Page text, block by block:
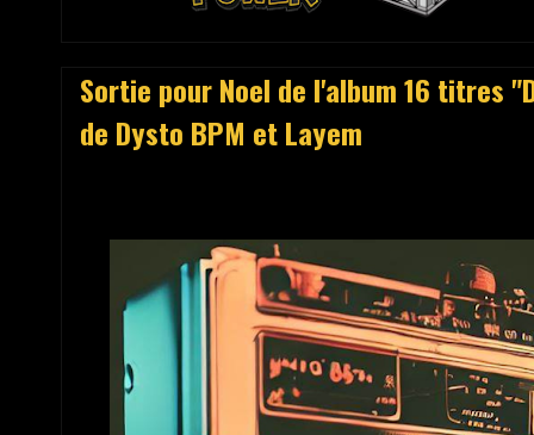
Sortie pour Noel de l'album 16 titres
de Dysto BPM et Layem